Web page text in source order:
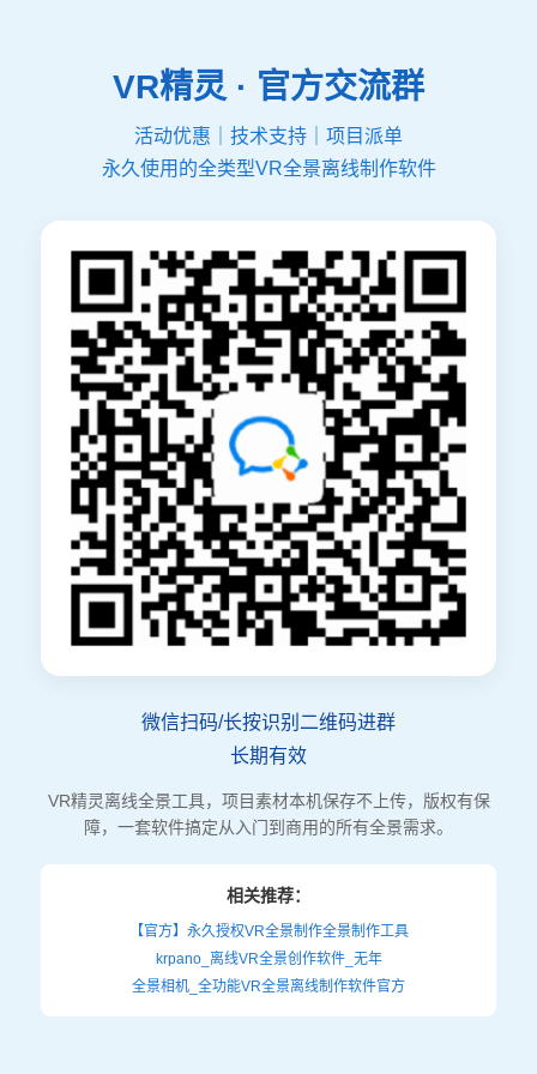
VR精灵 · 官方交流群
活动优惠｜技术支持｜项目派单
永久使用的全类型VR全景离线制作软件
微信扫码/长按识别二维码进群
长期有效
VR精灵离线全景工具，项目素材本机保存不上传，版权有保
障，一套软件搞定从入门到商用的所有全景需求。
相关推荐：
【官方】永久授权VR全景制作全景制作工具
krpano_离线VR全景创作软件_无年
全景相机_全功能VR全景离线制作软件官方